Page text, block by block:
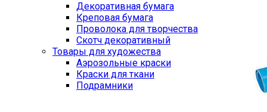
Декоративная бумага
Креповая бумага
Проволока для творчества
Скотч декоративный
Товары для художества
Аэрозольные краски
Краски для ткани
Подрамники